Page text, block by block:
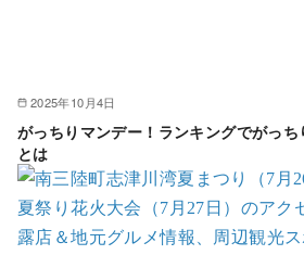
2025年10月4日
がっちりマンデー！ランキングでがっ
とは